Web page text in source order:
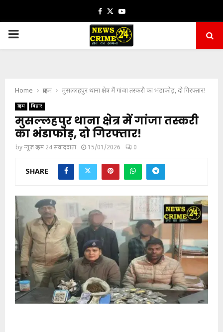
Facebook
TwitterYoutube
PRIMARY
Home क्राइम मुसल्लहपुर थाना क्षेत्र में गांजा तस्करी का भंडाफोड़, दो गिरफ्तार!
क्राइम बिहार
मुसल्लहपुर थाना क्षेत्र में गांजा तस्करी
का भंडाफोड़, दो गिरफ्तार!
byन्यूज़ क्राइम 24 संवाददाता 15/01/2026 0
SHARE